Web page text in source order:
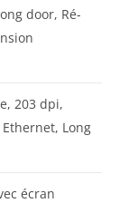
door, Ré-
203 dpi,
Long
écran